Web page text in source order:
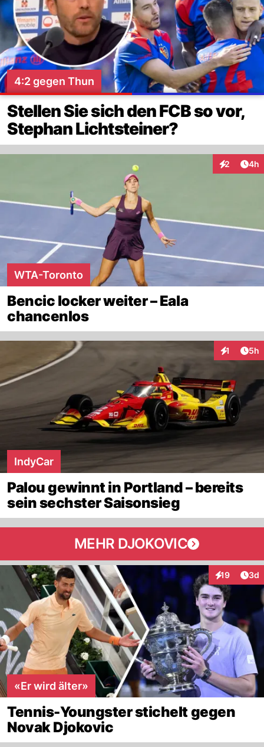
4:2 gegen Thun
Stellen Sie sich den FCB so vor,
Stephan Lichtsteiner?
2 4h
WTA-Toronto
Bencic locker weiter – Eala
chancenlos
1 5h
IndyCar
Palou gewinnt in Portland – bereits
sein sechster Saisonsieg
MEHR DJOKOVIC
19
Interaktionen
3d
«Er wird älter»
Tennis-Youngster stichelt gegen
Novak Djokovic